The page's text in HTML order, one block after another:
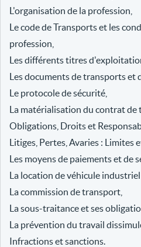
L'organisation de la profession,
Le code de Transports et les
profession,
Les différents titres
Les documents de transports et
Le protocole de sécurité,
La matérialisation du contrat de
Obligations, Droits et
Litiges, Pertes, Avaries : Limites
Les moyens de paiements et de
La location de véhicule
La commission de transport,
La sous-traitance et ses
La prévention du travail
Infractions et sanctions.